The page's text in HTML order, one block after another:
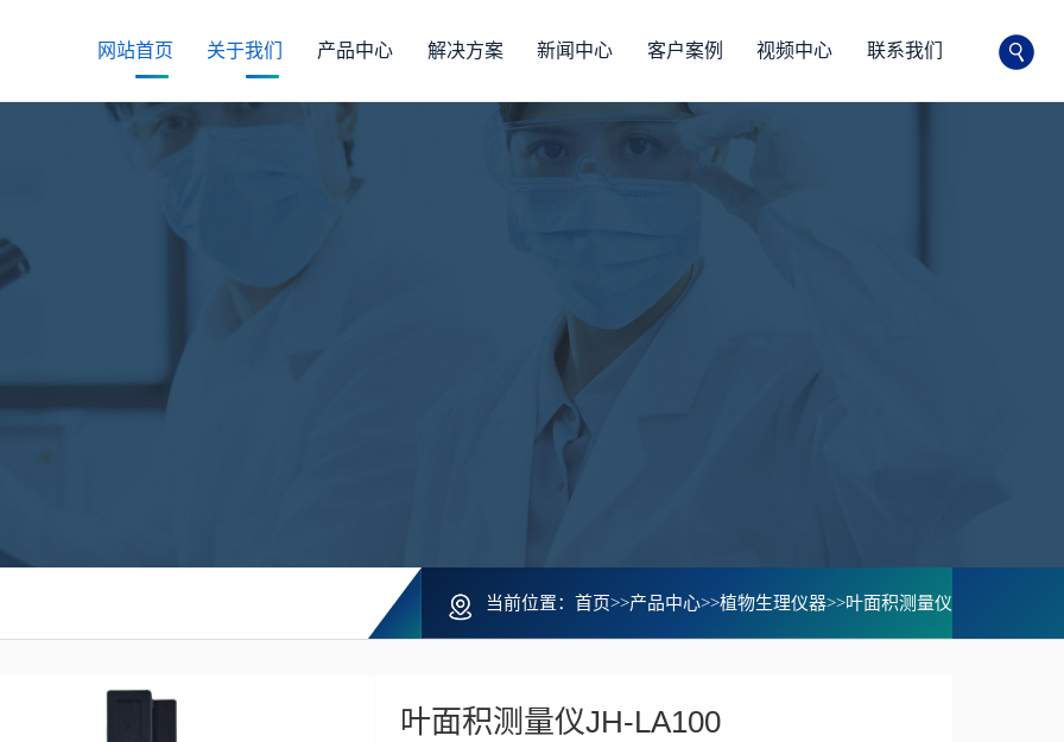
网站首页 关于我们 产品中心 解决方案 新闻中心 客户案例 视频中心 联系我们
当前位置： 首页>>产品中心>>植物生理仪器>>叶面积测量仪
叶面积测量仪JH-LA100